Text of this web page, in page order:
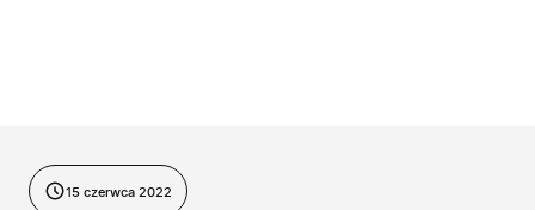
15 czerwca 2022